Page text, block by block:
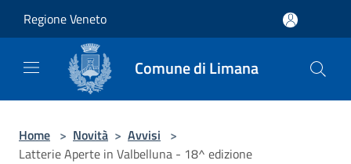
Regione Veneto
Comune di Limana
Home > Novità > Avvisi >
Latterie Aperte in Valbelluna - 18^ edizione